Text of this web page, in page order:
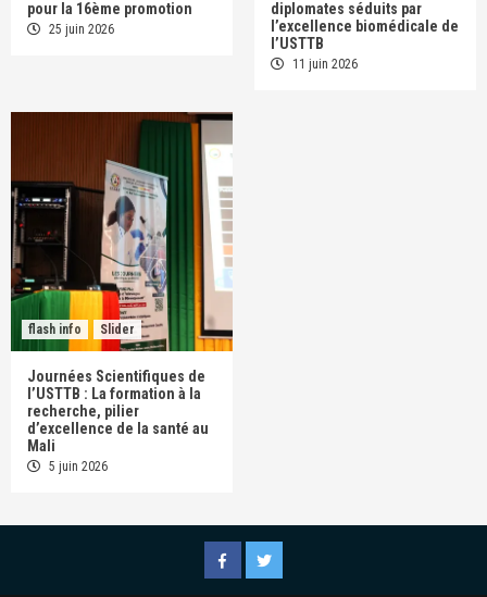
pour la 16ème promotion
25 juin 2026
diplomates séduits par
l’excellence biomédicale de
l’USTTB
11 juin 2026
flash info Slider
Journées Scientifiques de
l’USTTB : La formation à la
recherche, pilier
d’excellence de la santé au
Mali
5 juin 2026
FacebookTwitter